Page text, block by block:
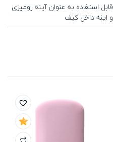
قابل استفاده به عنوان آینه رومیزی
و اینه داخل کیف